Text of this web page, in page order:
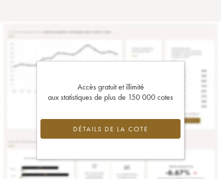
Accès gratuit et illimité
aux statistiques de plus de 150 000 cotes
DÉTAILS DE LA COTE